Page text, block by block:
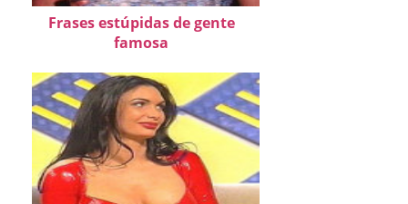
Frases estúpidas de gente
famosa